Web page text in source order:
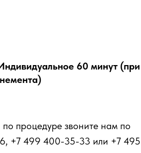
60 минут (при
процедуре звоните нам по
+7 499 400-35-33 или +7 495